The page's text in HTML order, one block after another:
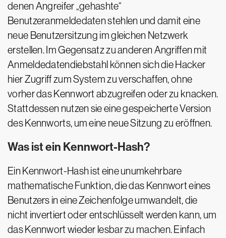
denen Angreifer „gehashte“
Benutzeranmeldedaten stehlen und damit eine
neue Benutzersitzung im gleichen Netzwerk
erstellen. Im Gegensatz zu anderen Angriffen mit
Anmeldedatendiebstahl können sich die Hacker
hier Zugriff zum System zu verschaffen, ohne
vorher das Kennwort abzugreifen oder zu knacken.
Stattdessen nutzen sie eine gespeicherte Version
des Kennworts, um eine neue Sitzung zu eröffnen.
Was ist ein Kennwort-Hash?
Ein Kennwort-Hash ist eine unumkehrbare
mathematische Funktion, die das Kennwort eines
Benutzers in eine Zeichenfolge umwandelt, die
nicht invertiert oder entschlüsselt werden kann, um
das Kennwort wieder lesbar zu machen. Einfach